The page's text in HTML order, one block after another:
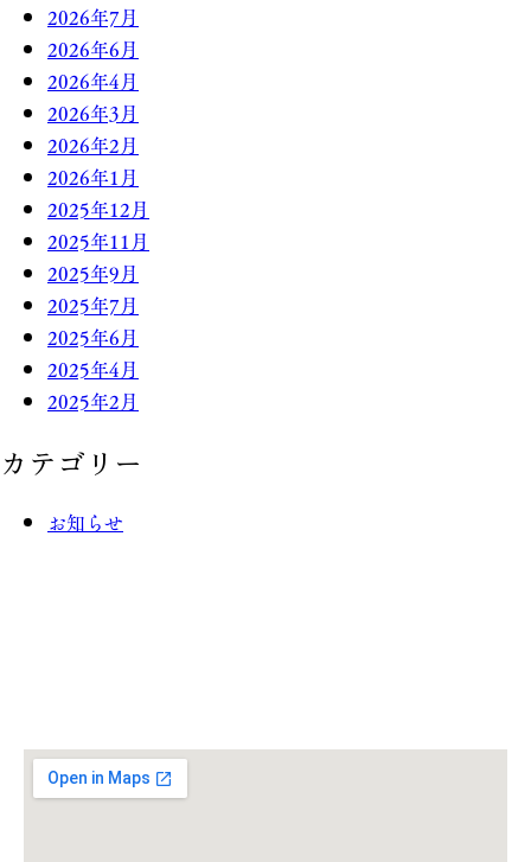
2026年7月
2026年6月
2026年4月
2026年3月
2026年2月
2026年1月
2025年12月
2025年11月
2025年9月
2025年7月
2025年6月
2025年4月
2025年2月
カテゴリー
お知らせ